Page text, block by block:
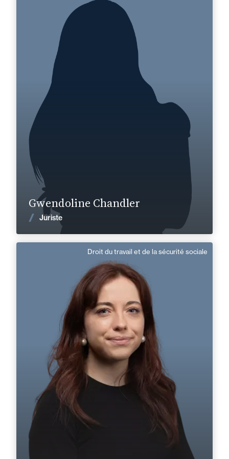
Gwendoline Chandler
Juriste
Domaine d’expertises :
Corporate, Fusions & Acquisitions
+33 2 33 88 36 36
gwendoline.chandler@fidal.com
Droit du travail et de la sécurité sociale
Margaux Brune
Domaine d’expertises :
Droit du travail et de la sécurité sociale
Cherbourg
+33 2 33 88 36 36
margaux.brune@fidal.com
En savoir plus